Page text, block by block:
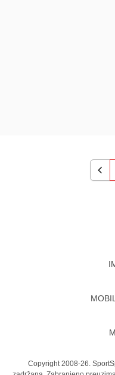
Copyright 2008-26.